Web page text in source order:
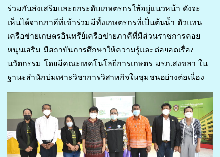
ร่วมกันส่งเสริมและยกระดับเกษตรกรให้อยู่แนวหน้า ดังจะ
เห็นได้จากภาคีที่เข้าร่วมมีทั้งเกษตรกรที่เป็นต้นน้ำ ตัวแทน
เครือข่ายเกษตรอินทรีย์เครือข่ายภาคีที่มีส่วนราชการคอย
หนุนเสริม มีสถาบันการศึกษาให้ความรู้และต่อยอดเรื่อง
นวัตกรรม โดยมีคณะเทคโนโลยีการเกษตร มรภ.สงขลา ใน
ฐานะสำนักบ่มเพาะวิชาการวิสาหกิจในชุมชนอย่างต่อเนื่อง